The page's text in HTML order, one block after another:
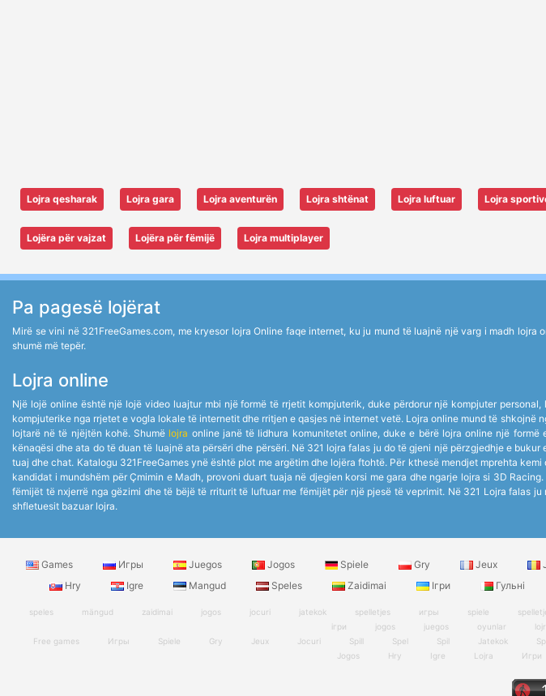
Lojra qesharak Lojra gara Lojra aventurën Lojra shtënat Lojra luftuar Lojra
Lojëra për vajzat Lojëra për fëmijë Lojra multiplayer
Pa pagesë lojërat
Mirë se vini në 321FreeGames.com, me kryesor lojra Online faqe internet, ku ju mund të luajnë një varg i madh
shumë më tepër.
Lojra online
Një lojë online është një lojë video luajtur mbi një formë të rrjetit kompjuterik, duke përdorur një kompjuter
kompjuterike nga rrjetet e vogla lokale të internetit dhe rritjen e qasjes në internet vetë. Lojra online mund të
lojtarë në të njëjtën kohë. Shumë lojra online janë të lidhura komunitetet online, duke e bërë lojra online një
kënaqësi dhe ata do të duan të luajnë ata përsëri dhe përsëri. Në 321 lojra falas ju do të gjeni një përzgjedhje e
tuaj dhe chat. Katalogu 321FreeGames ynë është plot me argëtim dhe lojëra ftohtë. Për kthesë mendjet mprehta
kandidat i mundshëm për Çmimin e Madh, provoni duart tuaja në djegien korsi me gara dhe ngarje lojra si 3D
fëmijët të nxjerrë nga gëzimi dhe të bëjë të rriturit të luftuar me fëmijët për një pjesë të veprimit. Në 321 Lojra falas
shfletuesit bazuar lojra.
Games Игры Juegos Jogos Spiele Gry Jeux
Hry
Igre Mangud Speles Zaidimai Ігри Гульні
speles mängud zaidimai jogos jocuri jatekok spelletjes игры spiele
ігри
jogos juegos oyunlar
Free games
Игры Spiele Gry Jeux Jocuri Spill Spel Spil Jatekok
Jogos
Hry Igre Lojra Игри